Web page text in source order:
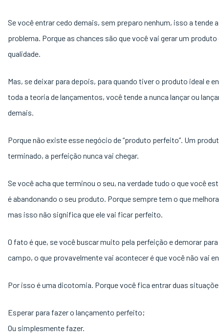
Se você entrar cedo demais, sem preparo nenhum, isso a tende
problema. Porque as chances são que você vai gerar um produto
qualidade.
Mas, se deixar para depois, para quando tiver o produto ideal e
toda a teoria de lançamentos, você tende a nunca lançar ou
demais.
Porque não existe esse negócio de “produto perfeito”. Um
terminado, a perfeição nunca vai chegar.
Se você acha que terminou o seu, na verdade tudo o que você
é abandonando o seu produto. Porque sempre tem o que
mas isso não significa que ele vai ficar perfeito.
O fato é que, se você buscar muito pela perfeição e demorar
campo, o que provavelmente vai acontecer é que você não vai
Por isso é uma dicotomia. Porque você fica entrar duas
Esperar para fazer o lançamento perfeito;
Ou simplesmente fazer.